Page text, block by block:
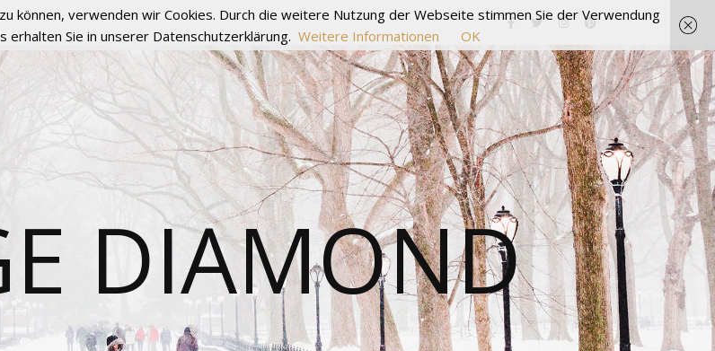
DIAMOND
verwenden wir Cookies. Durch die weitere Nutzung der Webseite stimmen Sie der Verwendung
erhalten Sie in unserer Datenschutzerklärung. Weitere Informationen OK